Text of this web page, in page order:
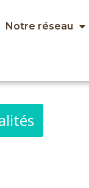
Notre réseau